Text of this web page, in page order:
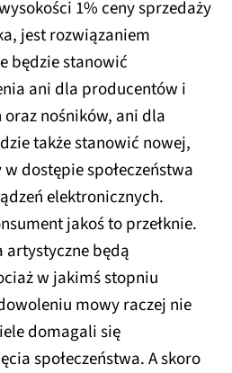
1% ceny sprzedaży
jest rozwiązaniem
będzie stanowić
ani dla producentów i
nośników, ani dla
także stanowić nowej,
dostępie społeczeństwa
elektronicznych.
jakoś to przełknie.
artystyczne będą
w jakimś stopniu
mowy raczej nie
domagali się
społeczeństwa. A skoro